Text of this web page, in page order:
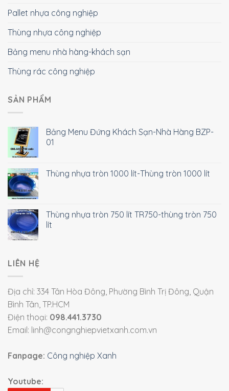
Pallet nhựa công nghiệp
Thùng nhựa công nghiệp
Bảng menu nhà hàng-khách sạn
Thùng rác công nghiệp
SẢN PHẨM
Bảng Menu Đứng Khách Sạn-Nhà Hàng BZP-
01
Thùng nhựa tròn 1000 lít-Thùng tròn 1000 lít
Thùng nhựa tròn 750 lít TR750-thùng tròn 750
lít
LIÊN HỆ
Địa chỉ: 334 Tân Hòa Đông, Phường Bình Trị Đông, Quận
Bình Tân, TP.HCM
Điện thoại: 098.441.3730
Email: linh@congnghiepvietxanh.com.vn
Fanpage: Công nghiệp Xanh
Youtube: